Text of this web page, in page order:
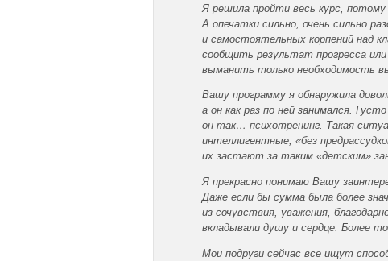
Я решила пройти весь курс,
А опечатки сильно, очень сильно
и самостоятельных корпений над
сообщить результат прогресса
выманить только необходимость
Вашу программу я обнаружила
а он как раз по ней занимался.
он так… психотренинг. Такая
интеллигентные, «без
их застают за таким «детским»
Я прекрасно понимаю Вашу
Даже если бы сумма была более
из сочувствия, уважения,
вкладывали душу и сердце. Более
Мои подруги сейчас все ищут